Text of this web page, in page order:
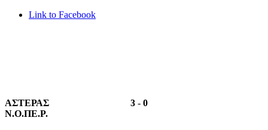
Link to Facebook
ΑΣΤΕΡΑΣ 3 - 0
Ν.Ο.ΠΕ.Ρ.